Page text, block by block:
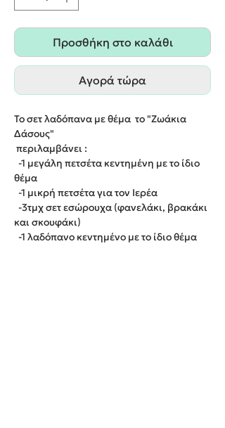
Προσθήκη στο καλάθι
Αγορά τώρα
Το σετ λαδόπανα με θέμα το "Ζωάκια
Δάσους"
περιλαμβάνει :
-1 μεγάλη πετσέτα κεντημένη με το ίδιο
θέμα
-1 μικρή πετσέτα για τον Ιερέα
-3τμχ σετ εσώρουχα (φανελάκι, βρακάκι
και σκουφάκι)
-1 λαδόπανο κεντημένο με το ίδιο θέμα